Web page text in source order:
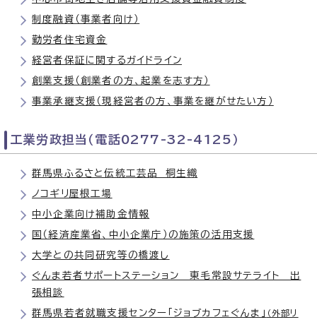
制度融資（事業者向け）
勤労者住宅資金
経営者保証に関するガイドライン
創業支援（創業者の方、起業を志す方）
事業承継支援（現経営者の方、事業を継がせたい方）
工業労政担当（電話0277-32-4125）
群馬県ふるさと伝統工芸品 桐生織
ノコギリ屋根工場
中小企業向け補助金情報
国（経済産業省、中小企業庁）の施策の活用支援
大学との共同研究等の橋渡し
ぐんま若者サポートステーション 東毛常設サテライト 出
張相談
群馬県若者就職支援センター「ジョブカフェぐんま」 （外部リ